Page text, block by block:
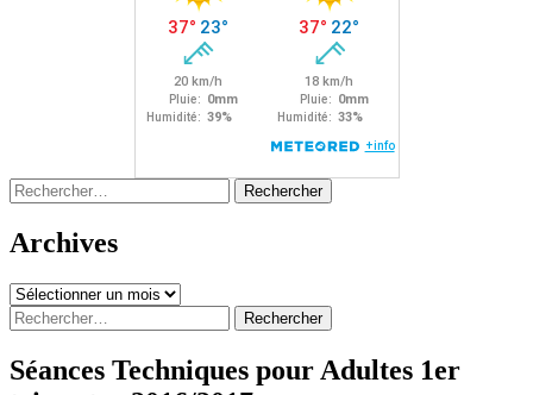
Rechercher :
Archives
Archives
Rechercher :
Séances Techniques pour Adultes 1er